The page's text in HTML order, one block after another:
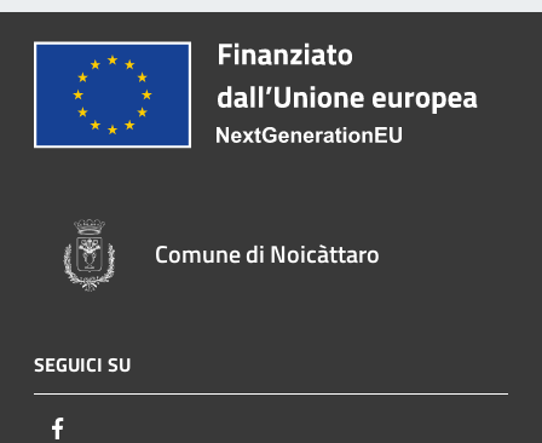
Comune di Noicàttaro
SEGUICI SU